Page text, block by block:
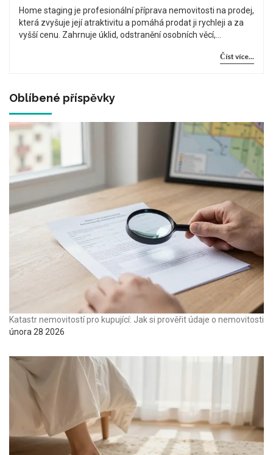
Home staging je profesionální příprava nemovitosti na prodej,
která zvyšuje její atraktivitu a pomáhá prodat ji rychleji a za
vyšší cenu. Zahrnuje úklid, odstranění osobních věcí,
Číst více...
Oblíbené příspěvky
Katastr nemovitostí pro kupující: Jak si prověřit údaje o nemovitosti
února 28 2026